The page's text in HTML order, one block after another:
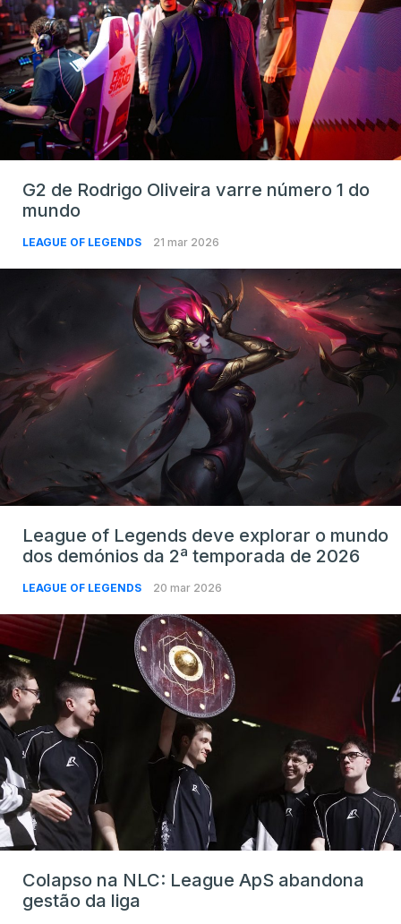
G2 de Rodrigo Oliveira varre número 1 do
mundo
LEAGUE OF LEGENDS 21 mar 2026
League of Legends deve explorar o mundo
dos demónios da 2ª temporada de 2026
LEAGUE OF LEGENDS 20 mar 2026
Colapso na NLC: League ApS abandona
gestão da liga